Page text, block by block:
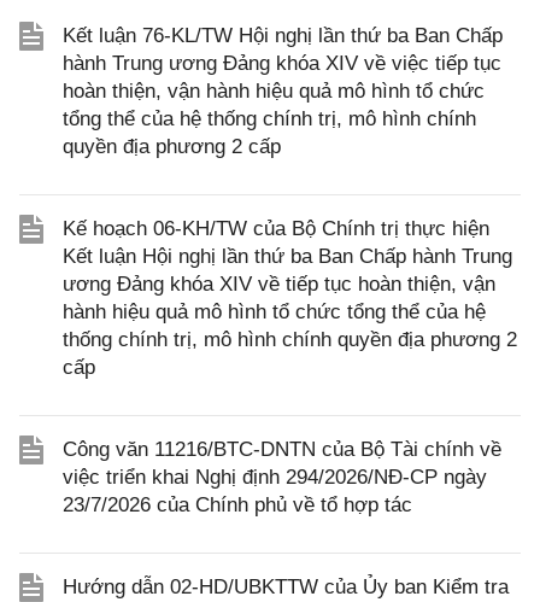
Kết luận 76-KL/TW Hội nghị lần thứ ba Ban Chấp
hành Trung ương Đảng khóa XIV về việc tiếp tục
hoàn thiện, vận hành hiệu quả mô hình tổ chức
tổng thể của hệ thống chính trị, mô hình chính
quyền địa phương 2 cấp
Kế hoạch 06-KH/TW của Bộ Chính trị thực hiện
Kết luận Hội nghị lần thứ ba Ban Chấp hành Trung
ương Đảng khóa XIV về tiếp tục hoàn thiện, vận
hành hiệu quả mô hình tổ chức tổng thể của hệ
thống chính trị, mô hình chính quyền địa phương 2
cấp
Công văn 11216/BTC-DNTN của Bộ Tài chính về
việc triển khai Nghị định 294/2026/NĐ-CP ngày
23/7/2026 của Chính phủ về tổ hợp tác
Hướng dẫn 02-HD/UBKTTW của Ủy ban Kiểm tra